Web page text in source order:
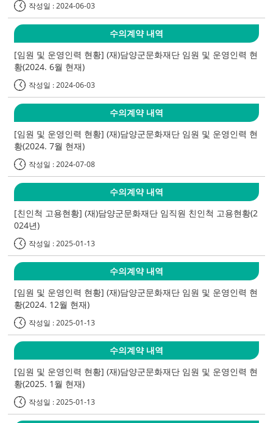
작성일 : 2024-06-03
수의계약 내역
[임원 및 운영인력 현황] (재)담양군문화재단 임원 및 운영인력 현
황(2024. 6월 현재)
작성일 : 2024-06-03
수의계약 내역
[임원 및 운영인력 현황] (재)담양군문화재단 임원 및 운영인력 현
황(2024. 7월 현재)
작성일 : 2024-07-08
수의계약 내역
[친인척 고용현황] (재)담양군문화재단 임직원 친인척 고용현황(2
024년)
작성일 : 2025-01-13
수의계약 내역
[임원 및 운영인력 현황] (재)담양군문화재단 임원 및 운영인력 현
황(2024. 12월 현재)
작성일 : 2025-01-13
수의계약 내역
[임원 및 운영인력 현황] (재)담양군문화재단 임원 및 운영인력 현
황(2025. 1월 현재)
작성일 : 2025-01-13